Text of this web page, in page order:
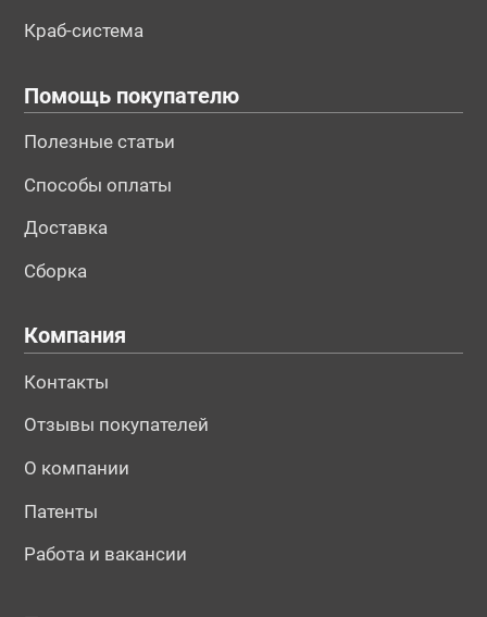
Краб-система
Помощь покупателю
Полезные статьи
Способы оплаты
Доставка
Сборка
Компания
Контакты
Отзывы покупателей
О компании
Патенты
Работа и вакансии